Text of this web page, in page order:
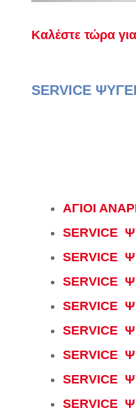
Καλέστε τώρα
SERVICE
ΑΓΙΟΙ
SERVICE
SERVICE
SERVICE
SERVICE
SERVICE
SERVICE
SERVICE
SERVICE